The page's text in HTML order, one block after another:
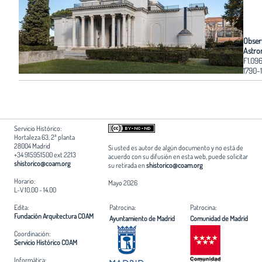
F1.096
1790-
Servicio Histórico:
Hortaleza 63, 2ª planta
28004 Madrid
+34 915951500 ext 2213
shistorico@coam.org
Horario:
L-V 10.00 - 14.00
Si usted es autor de algún documento y no está de
acuerdo con su difusión en esta web, puede solicitar
su retirada enshistorico@coam.org
Mayo 2026
Edita:
Fundación Arquitectura COAM
Coordinación:
Servicio Histórico COAM
Informática:
Patrocina:
Ayuntamiento de Madrid
Patrocina:
Comunidad de Madrid